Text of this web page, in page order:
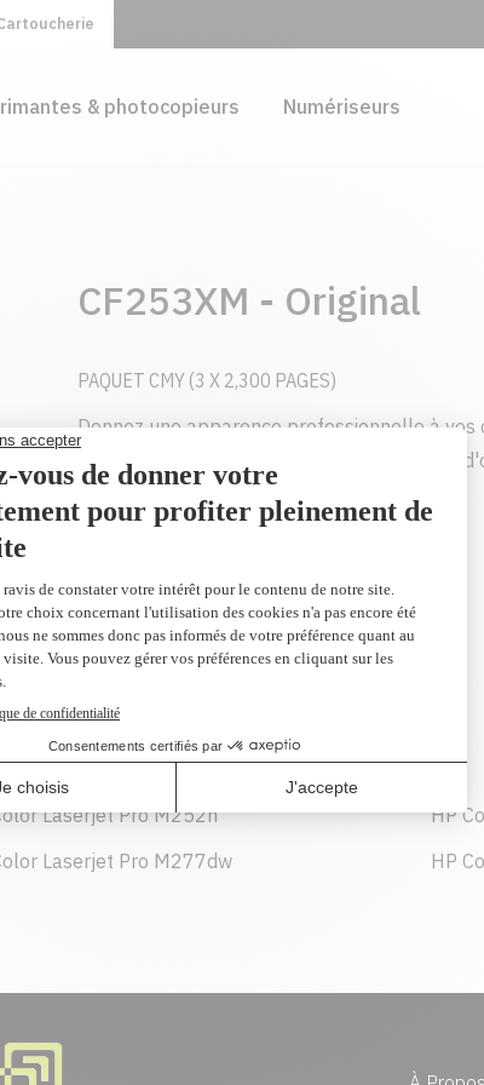
& photocopieurs Numériseurs
CF253XM - Original
PAQUET CMY (3 X 2,300 PAGES)
Donnez une apparence professionnelle à
grâce aux cartouches de toner HP LaserJet
conçues pour votre imprimante.
AJOUTER AU PANIER
Laserjet Pro M252n
HP
Laserjet Pro M277dw HP